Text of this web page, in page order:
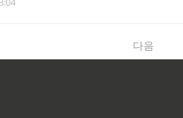
을 주민센터 담당자한테 듣고 나서야
국가가 운영하는 공적 의료보장제도
는 상황에 놓인 가구에게 적용됩..
다음